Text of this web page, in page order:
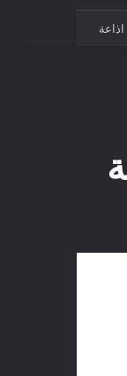
اذاعة